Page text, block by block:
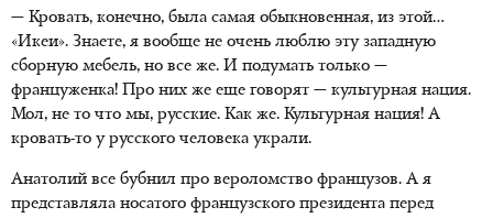
— Кровать, конечно, была самая обыкновенная, из этой…
«Икеи». Знаете, я вообще не очень люблю эту западную
сборную мебель, но все же. И подумать только —
француженка! Про них же еще говорят — культурная нация.
Мол, не то что мы, русские. Как же. Культурная нация! А
кровать-то у русского человека украли.
Анатолий все бубнил про вероломство французов. А я
представляла носатого французского президента перед